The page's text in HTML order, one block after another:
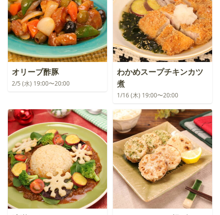
オリーブ酢豚
2/5 (水) 19:00〜20:00
わかめスープチキンカツ
煮
1/16 (木) 19:00〜20:00